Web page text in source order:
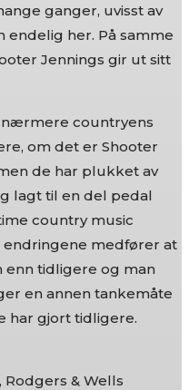
ganger, uvisst av
endelig her. På samme
Jennings gir ut sitt
countryens
om det er Shooter
de har plukket av
lagt til en del pedal
country music
endringene medfører at
enn tidligere og man
en annen tankemåte
har gjort tidligere.
Rodgers & Wells